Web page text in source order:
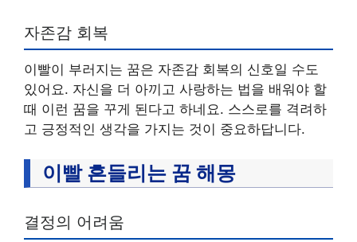
자존감 회복
이빨이 부러지는 꿈은 자존감 회복의 신호일 수도
있어요. 자신을 더 아끼고 사랑하는 법을 배워야 할
때 이런 꿈을 꾸게 된다고 하네요. 스스로를 격려하
고 긍정적인 생각을 가지는 것이 중요하답니다.
이빨 흔들리는 꿈 해몽
결정의 어려움